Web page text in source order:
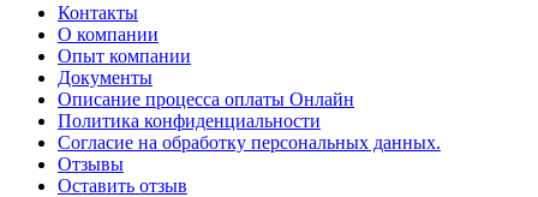
Контакты
О компании
Опыт компании
Документы
Описание процесса оплаты Онлайн
Политика конфиденциальности
Согласие на обработку персональных данных.
Отзывы
Оставить отзыв